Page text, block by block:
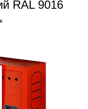
RAL 9016